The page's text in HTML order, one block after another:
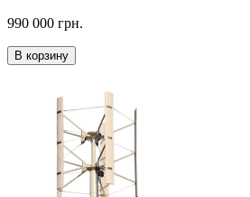
990 000 грн.
В корзину